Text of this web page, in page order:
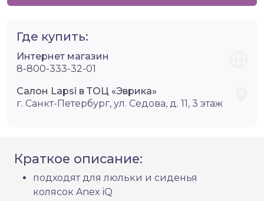
Где купить:
Интернет магазин
8-800-333-32-01
Салон Lapsi в ТОЦ «Эврика»
г. Санкт-Петербург, ул. Седова, д. 11, 3 этаж
Краткое описание:
подходят для люльки и сиденья
колясок Anex iQ